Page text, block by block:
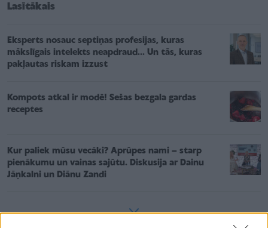
Lasītākais
Eksperts nosauc septiņas profesijas, kuras
mākslīgais intelekts neapdraud... Un tās, kuras
pakļautas riskam izzust
Kompots atkal ir modē! Sešas bezgala gardas
receptes
Kur paliek mūsu vecāki? Aprūpes nami – starp
pienākumu un vainas sajūtu. Diskusija ar Dainu
Jāņkalni un Diānu Zandi